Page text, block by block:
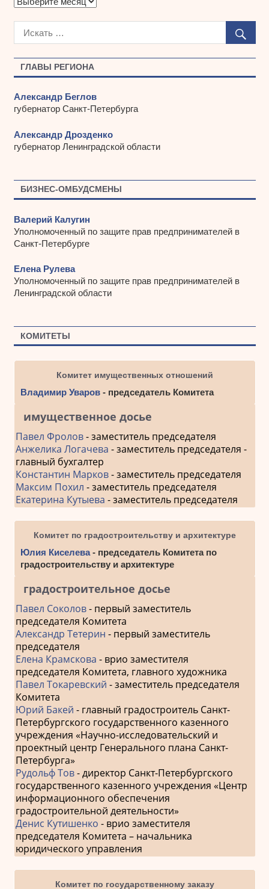
ГЛАВЫ РЕГИОНА
Александр Беглов
губернатор Санкт-Петербурга
Александр Дрозденко
губернатор Ленинградской области
БИЗНЕС-ОМБУДСМЕНЫ
Валерий Калугин
Уполномоченный по защите прав предпринимателей в
Санкт-Петербурге
Елена Рулева
Уполномоченный по защите прав предпринимателей в
Ленинградской области
КОМИТЕТЫ
Комитет имущественных отношений
Владимир Уваров- председатель Комитета
имущественное досье
Павел Фролов- заместитель председателя
Анжелика Логачева - заместитель председателя -
главный бухгалтер
Константин Марков- заместитель председателя
Максим Похил - заместитель председателя
Екатерина Кутыева - заместитель председателя
Комитет по градостроительству и архитектуре
Юлия Киселева- председатель Комитета по
градостроительству и архитектуре
градостроительное досье
Павел Соколов- первый заместитель
председателя Комитета
Александр Тетерин - первый заместитель
председателя
Елена Крамскова - врио заместителя
председателя Комитета, главного художника
Павел Токаревский - заместитель председателя
Комитета
Юрий Бакей - главный градостроитель Санкт-
Петербургского государственного казенного
учреждения «Научно-исследовательский и
проектный центр Генерального плана Санкт-
Петербурга»
Рудольф Тов- директор Санкт-Петербургского
государственного казенного учреждения «Центр
информационного обеспечения
градостроительной деятельности»
Денис Кутишенко - врио заместителя
председателя Комитета – начальника
юридического управления
Комитет по государственному заказу
х
ы